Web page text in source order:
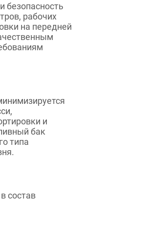
безопасность
рабочих
на передней
и
бак
типа
состав